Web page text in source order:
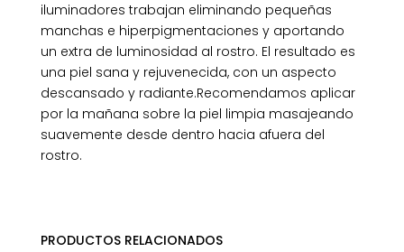
iluminadores trabajan eliminando pequeñas
manchas e hiperpigmentaciones y aportando
un extra de luminosidad al rostro. El resultado es
una piel sana y rejuvenecida, con un aspecto
descansado y radiante.Recomendamos aplicar
por la mañana sobre la piel limpia masajeando
suavemente desde dentro hacia afuera del
rostro.
PRODUCTOS RELACIONADOS